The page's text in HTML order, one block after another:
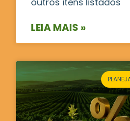
LEIA MAIS »